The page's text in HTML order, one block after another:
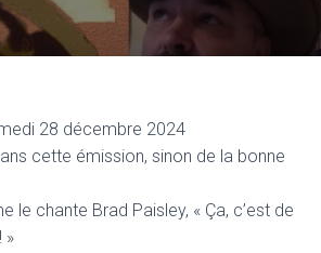
O
28 décembre 2024
cette émission, sinon de la bonne
le chante Brad Paisley, « Ça, c’est de
»